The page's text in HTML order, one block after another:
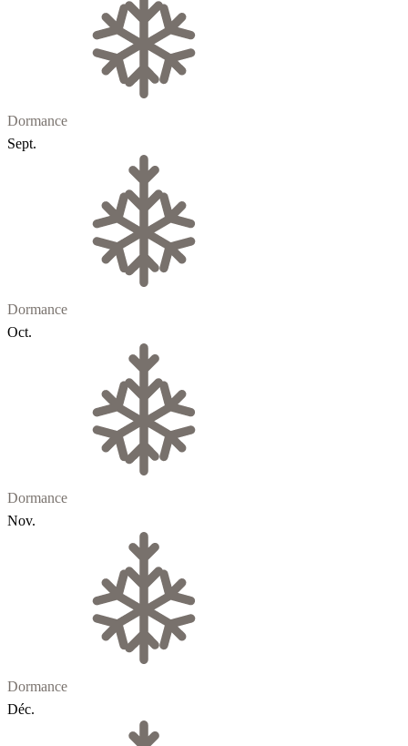
Dormance
Sept.
Dormance
Oct.
Dormance
Nov.
Dormance
Déc.